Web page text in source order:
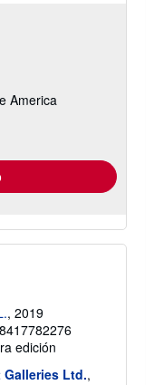
America
, 2019
edición
Ltd.,